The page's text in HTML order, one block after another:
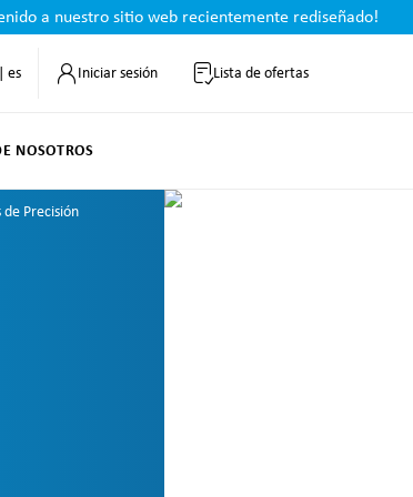
a nuestro sitio web recientemente rediseñado!
es Iniciar sesión Lista de ofertas
NOSOTROS
Precisión